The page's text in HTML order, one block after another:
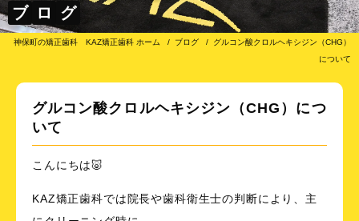
ブ ロ グ
神保町の矯正歯科 KAZ矯正歯科 ホーム ブログ
グルコン酸クロルヘキシジン（CHG）
について
グルコン酸クロルヘキシジン（CHG）につ
いて
こんにちは🐷
KAZ矯正歯科では院長や歯科衛生士の判断により、主
その他